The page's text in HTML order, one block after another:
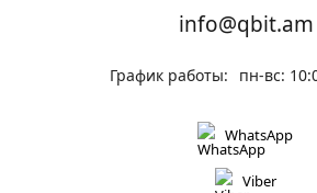
info@qbit.am
График работы: пн-вс:
WhatsApp
Viber